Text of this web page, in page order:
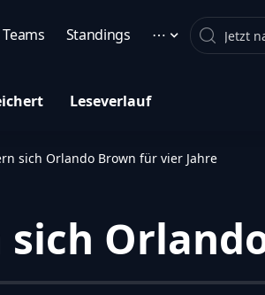
Teams Standings ⋯
Leseverlauf
sich Orlando Brown für vier Jahre